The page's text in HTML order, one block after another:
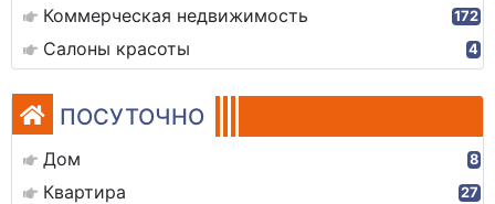
Коммерческая недвижимость 172
Салоны красоты 4
ПОСУТОЧНО
Дом 8
Квартира 27